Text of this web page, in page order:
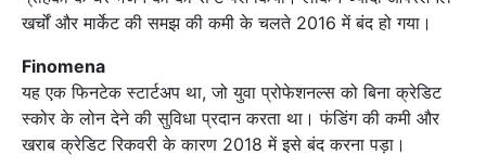
खर्चों और मार्केट की समझ की कमी के चलते 2016 में बंद हो गया।
Finomena
यह एक फिनटेक स्टार्टअप था, जो युवा प्रोफेशनल्स को बिना क्रेडिट
स्कोर के लोन देने की सुविधा प्रदान करता था। फंडिंग की कमी और
खराब क्रेडिट रिकवरी के कारण 2018 में इसे बंद करना पड़ा।